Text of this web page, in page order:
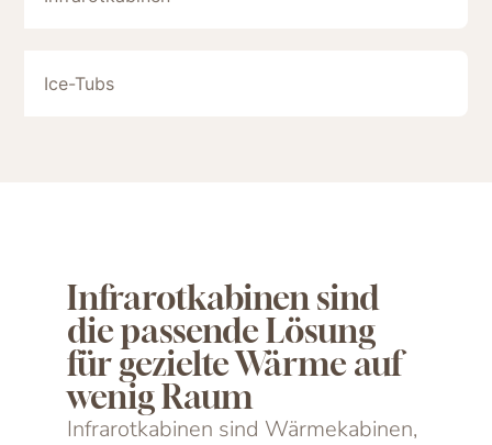
Ice-Tubs
Infrarotkabinen sind
die passende Lösung
für gezielte Wärme auf
wenig Raum
Infrarotkabinen sind Wärmekabinen,